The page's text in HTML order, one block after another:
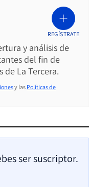
y análisis de
del fin de
de La Tercera.
REGÍSTRATE
y las Políticas de
ser suscriptor.